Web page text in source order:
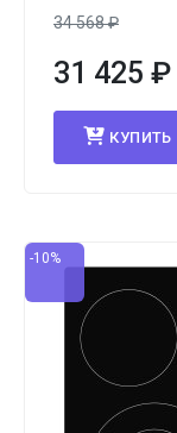
34 568₽
31 425 ₽
КУПИТЬ
-10%